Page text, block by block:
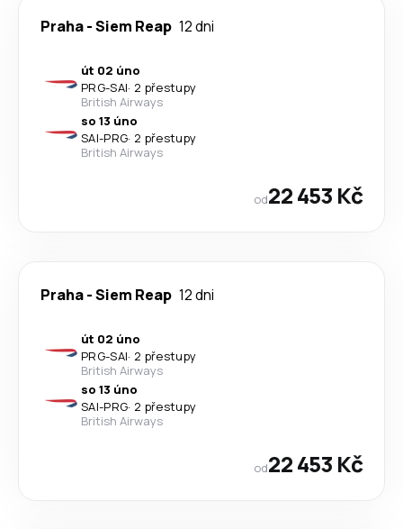
Praha-Siem Reap 12 dni
út 02 úno
PRG-SAI· 2 přestupy
British Airways
so 13 úno
SAI-PRG· 2 přestupy
British Airways
od22 453 Kč
Praha-Siem Reap 12 dni
út 02 úno
PRG-SAI· 2 přestupy
British Airways
so 13 úno
SAI-PRG· 2 přestupy
British Airways
od22 453 Kč